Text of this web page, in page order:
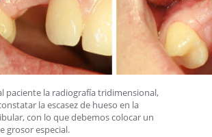
paciente la radiografía tridimensional,
la escasez de hueso en la
con lo que debemos colocar un
grosor especial.